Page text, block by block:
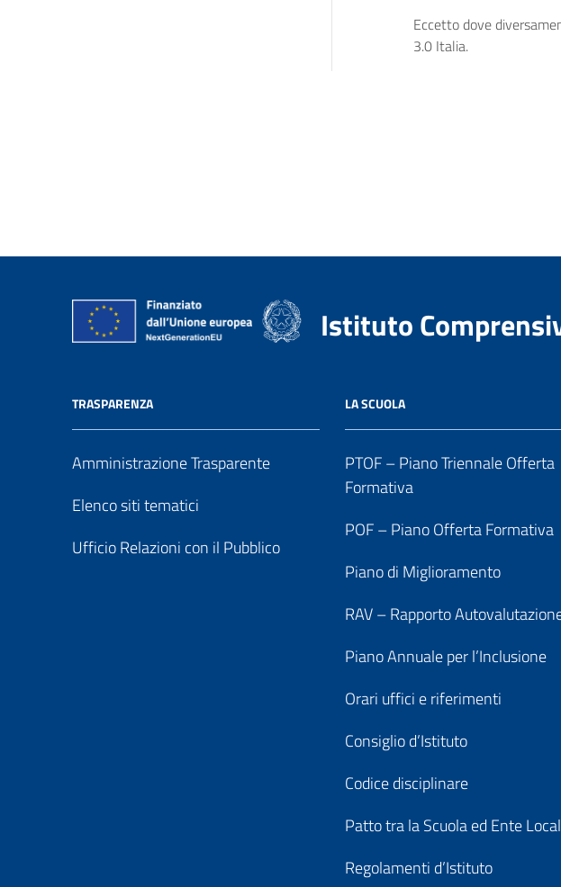
Eccetto dove
3.0 Italia.
Istituto
TRASPARENZA
Amministrazione Trasparente
Elenco siti tematici
Ufficio Relazioni con il Pubblico
LA SCUOLA
PTOF – Piano Triennale Offerta
Formativa
POF – Piano Offerta Formativa
Piano di Miglioramento
RAV – Rapporto
Piano Annuale per l’Inclusione
Orari uffici e riferimenti
Consiglio d’Istituto
Codice disciplinare
Patto tra la Scuola ed Ente
Regolamenti d’Istituto